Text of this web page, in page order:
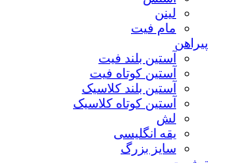
لینن
مام فیت
پیراهن
آستین بلند فیت
آستین کوتاه فیت
آستین بلند کلاسیک
آستین کوتاه کلاسیک
لش
یقه انگلیسی
سایز بزرگ